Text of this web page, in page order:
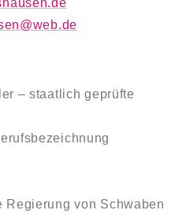
– staatlich geprüfte
von Schwaben